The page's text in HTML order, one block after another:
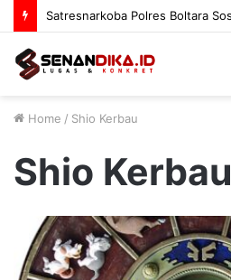
Home / Shio Kerbau
Shio Kerbau